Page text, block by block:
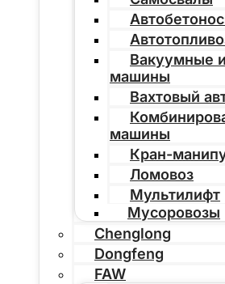
Вакуумные
машины
Вахтовый
машины
Кран-
Ломовоз
Мультилифт
Мусоровозы
Chenglong
Dongfeng
FAW